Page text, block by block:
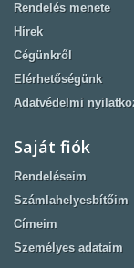
Rendelés menete
Hírek
Cégünkről
Elérhetőségünk
Adatvédelmi
Saját fiók
Rendeléseim
Számlahelyesbítőim
Címeim
Személyes adataim